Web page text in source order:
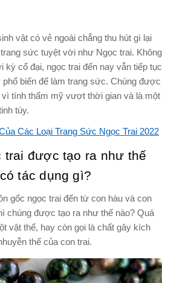
vật có vẻ ngoài chẳng thu hút gì lại
sức tuyệt vời như Ngọc trai. Không
kỳ cổ đại, ngọc trai đến nay vẫn tiếp tục
biến để làm trang sức. Chúng được
tính thẩm mỹ vượt thời gian và là một
túy.
Các Loại Trang Sức Ngọc Trai 2022
trai được tạo ra như thế
tác dụng gì?
gốc ngọc trai đến từ con hàu và con
chúng được tạo ra như thế nào? Quá
vật thể, hay còn gọi là chất gây kích
thể của con trai.